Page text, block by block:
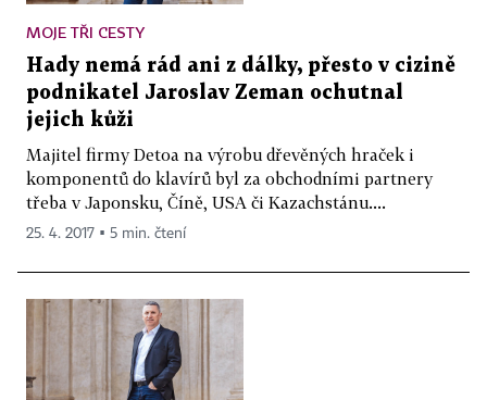
MOJE TŘI CESTY
Hady nemá rád ani z dálky, přesto v cizině
podnikatel Jaroslav Zeman ochutnal
jejich kůži
Majitel firmy Detoa na výrobu dřevěných hraček i
komponentů do klavírů byl za obchodními partnery
třeba v Japonsku, Číně, USA či Kazachstánu....
25. 4. 2017 ▪ 5 min. čtení